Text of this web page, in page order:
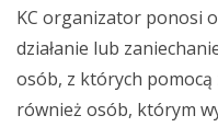
KC organizator ponosi
działanie lub
osób, z których
również osób, którym